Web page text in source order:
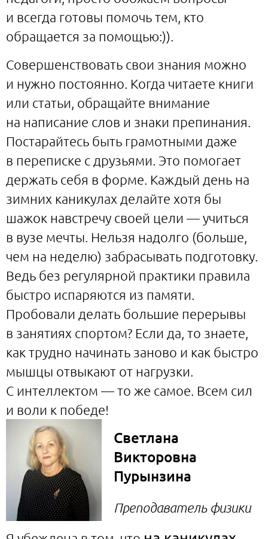
и всегда готовы помочь тем, кто
обращается за помощью:)).
Совершенствовать свои знания можно
и нужно постоянно. Когда читаете книги
или статьи, обращайте внимание
на написание слов и знаки препинания.
Постарайтесь быть грамотными даже
в переписке с друзьями. Это помогает
держать себя в форме. Каждый день на
зимних каникулах делайте хотя бы
шажок навстречу своей цели — учиться
в вузе мечты. Нельзя надолго (больше,
чем на неделю) забрасывать подготовку.
Ведь без регулярной практики правила
быстро испаряются из памяти.
Пробовали делать большие перерывы
в занятиях спортом? Если да, то знаете,
как трудно начинать заново и как быстро
мышцы отвыкают от нагрузки.
С интеллектом — то же самое. Всем сил
и воли к победе!
Светлана
Викторовна
Пурынзина
Преподаватель физики